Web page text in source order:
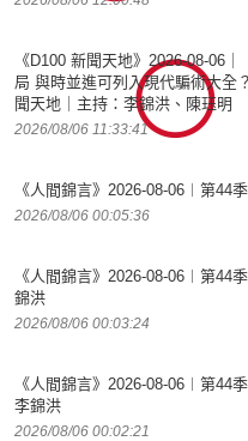
《D100 新聞天地》2026-08-06
局 與時並進可列入現代騙術大全
聞天地｜主持：李錦洪、陳珏明
2026/08/06 11:33:41
《人間錦言》2026-08-06︱第44
2026/08/06 00:05:36
《人間錦言》2026-08-06︱第44
錦洪
2026/08/06 00:03:24
《人間錦言》2026-08-06︱第44
李錦洪
2026/08/06 00:02:21